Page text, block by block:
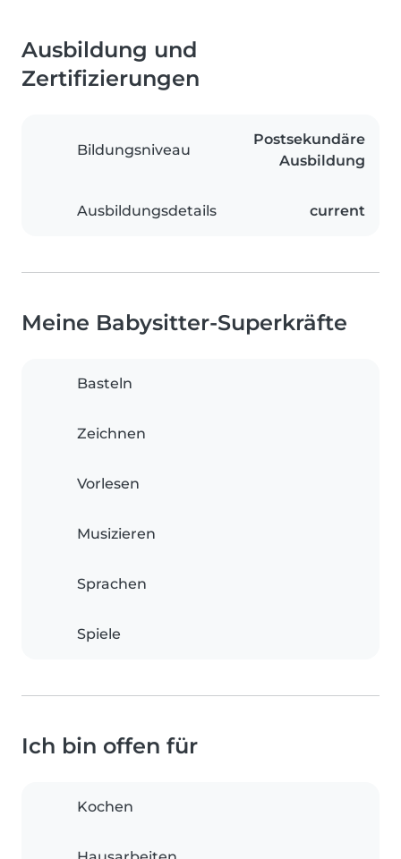
Ausbildung und
Zertifizierungen
Bildungsniveau
Postsekundäre
Ausbildung
Ausbildungsdetails current
Meine Babysitter-Superkräfte
Basteln
Zeichnen
Vorlesen
Musizieren
Sprachen
Spiele
Ich bin offen für
Kochen